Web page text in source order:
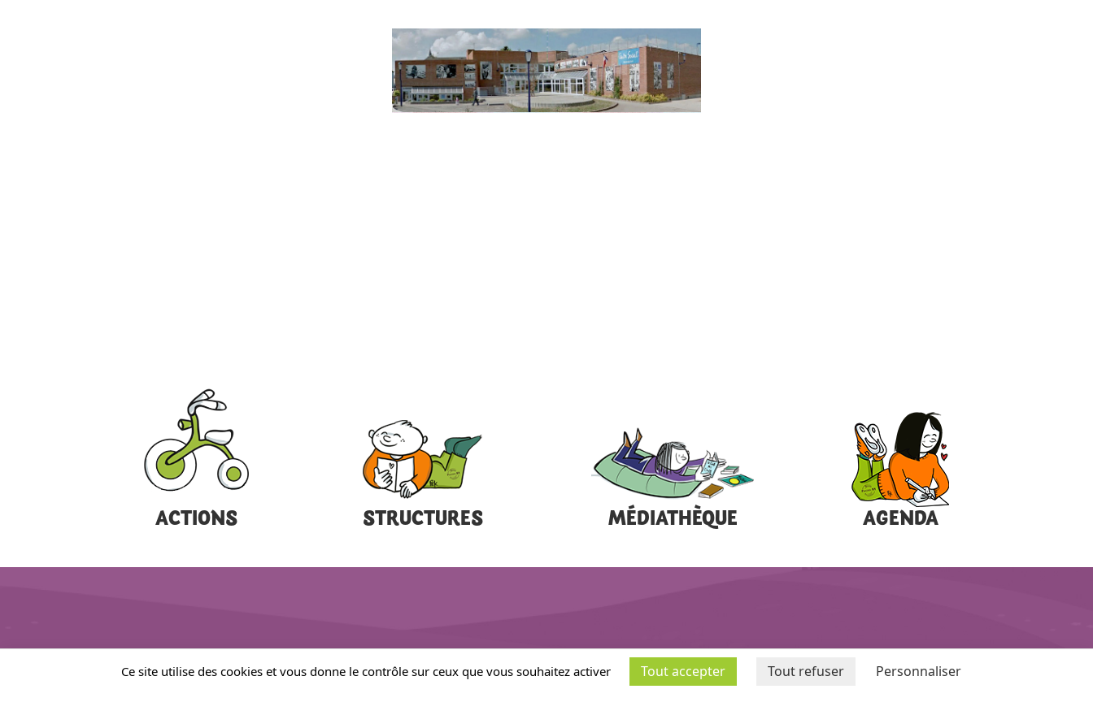
ACTIONS STRUCTURES MÉDIATHÈQUE AGENDA
Ce site utilise des cookies et vous donne le contrôle sur ceux que vous souhaitez activer Tout accepter Tout refuser Personnaliser